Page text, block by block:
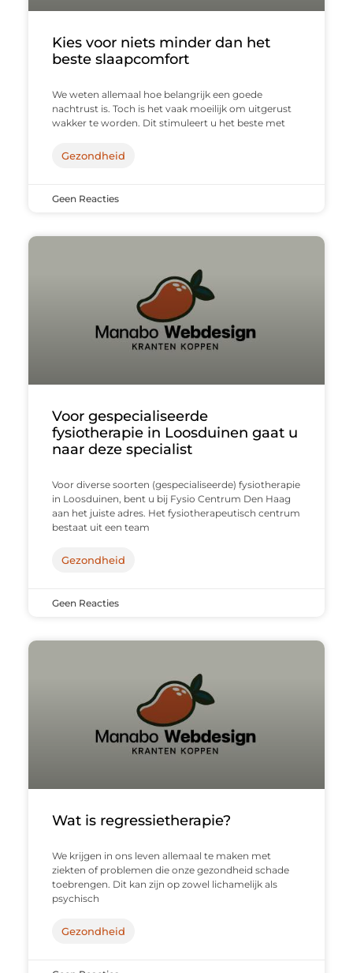
Kies voor niets minder dan het
beste slaapcomfort
We weten allemaal hoe belangrijk een goede
nachtrust is. Toch is het vaak moeilijk om uitgerust
wakker te worden. Dit stimuleert u het beste met
Gezondheid
Geen Reacties
Voor gespecialiseerde
fysiotherapie in Loosduinen gaat u
naar deze specialist
Voor diverse soorten (gespecialiseerde) fysiotherapie
in Loosduinen, bent u bij Fysio Centrum Den Haag
aan het juiste adres. Het fysiotherapeutisch centrum
bestaat uit een team
Gezondheid
Geen Reacties
Wat is regressietherapie?
We krijgen in ons leven allemaal te maken met
ziekten of problemen die onze gezondheid schade
toebrengen. Dit kan zijn op zowel lichamelijk als
psychisch
Gezondheid